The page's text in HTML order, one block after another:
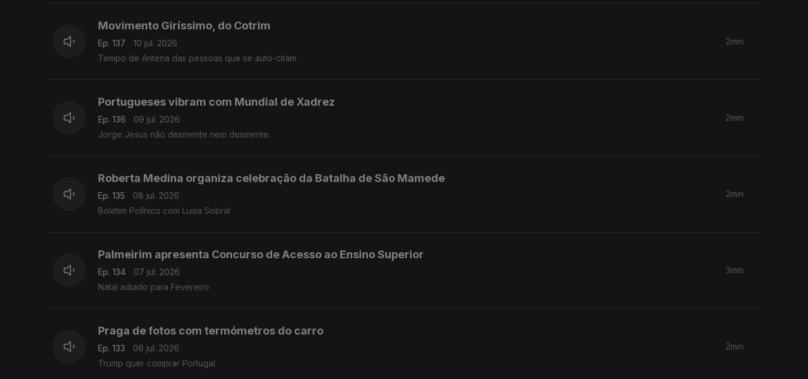
Movimento Giríssimo, do Cotrim
Ep. 137
10 jul. 2026
Tempo de Antena das pessoas que se auto-citam.
2min
Portugueses vibram com Mundial de Xadrez
Ep. 136
09 jul. 2026
Jorge Jesus não desmente nem desmente.
2min
Roberta Medina organiza celebração da Batalha de São Mamede
Ep. 135
08 jul. 2026
Boletim Polínico com Luísa Sobral
2min
Palmeirim apresenta Concurso de Acesso ao Ensino Superior
Ep. 134
07 jul. 2026
Natal adiado para Fevereiro
3min
Praga de fotos com termómetros do carro
Ep. 133
06 jul. 2026
Trump quer comprar Portugal.
2min